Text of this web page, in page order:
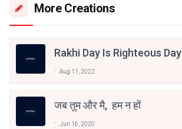
More Creations
Rakhi Day Is Righteous Day
Aug 11, 2022
जब तुम और मै, हम न हों
Jun 16, 2020